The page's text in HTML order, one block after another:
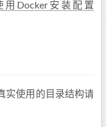
用Docker安装配置
实使用的目录结构请